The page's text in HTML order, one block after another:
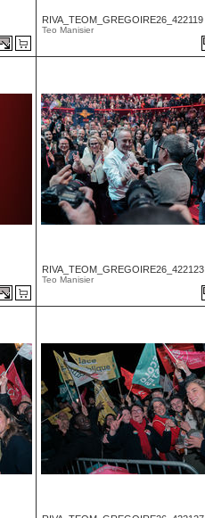
RIVA_TEOM_GREGOIRE26_422119
Teo Manisier
RIVA_TEOM_GREGOIRE26_422123
Teo Manisier